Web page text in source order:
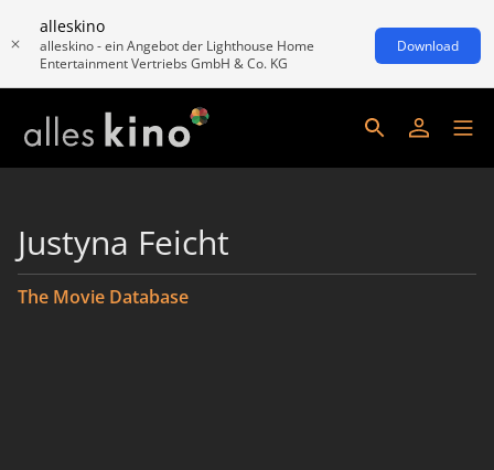
alleskino
alleskino - ein Angebot der Lighthouse Home
Entertainment Vertriebs GmbH & Co. KG
Download
Justyna Feicht
The Movie Database